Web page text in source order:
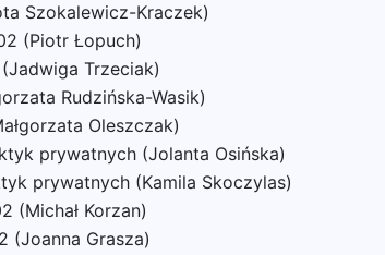
Szokalewicz-Kraczek)
(Piotr Łopuch)
Trzeciak)
Rudzińska-Wasik)
Oleszczak)
prywatnych (Jolanta Osińska)
prywatnych (Kamila Skoczylas)
(Michał Korzan)
(Joanna Grasza)